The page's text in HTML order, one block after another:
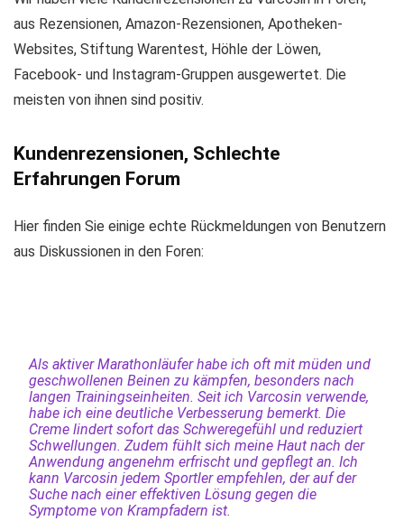
aus Rezensionen, Amazon-Rezensionen, Apotheken-
Websites, Stiftung Warentest, Höhle der Löwen,
Facebook- und Instagram-Gruppen ausgewertet. Die
meisten von ihnen sind positiv.
Kundenrezensionen, Schlechte
Erfahrungen Forum
Hier finden Sie einige echte Rückmeldungen von Benutzern
aus Diskussionen in den Foren:
Als aktiver Marathonläufer habe ich oft mit müden und
geschwollenen Beinen zu kämpfen, besonders nach
langen Trainingseinheiten. Seit ich Varcosin verwende,
habe ich eine deutliche Verbesserung bemerkt. Die
Creme lindert sofort das Schweregefühl und reduziert
Schwellungen. Zudem fühlt sich meine Haut nach der
Anwendung angenehm erfrischt und gepflegt an. Ich
kann Varcosin jedem Sportler empfehlen, der auf der
Suche nach einer effektiven Lösung gegen die
Symptome von Krampfadern ist.